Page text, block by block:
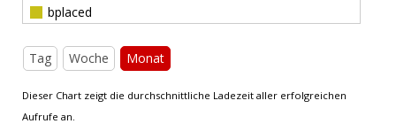
bplaced
Tag Woche Monat
Dieser Chart zeigt die durchschnittliche Ladezeit aller erfolgreichen
Aufrufe an.